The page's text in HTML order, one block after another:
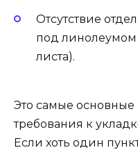
Отсутствие
под линолеумом
листа).
Это самые основные
требования к
Если хоть один